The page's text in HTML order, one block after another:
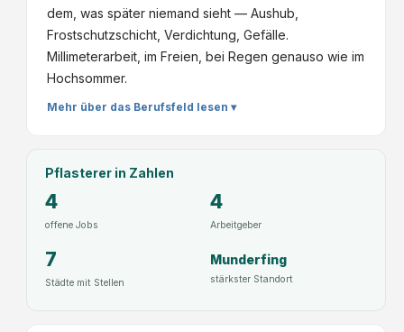
dem, was später niemand sieht — Aushub,
Frostschutzschicht, Verdichtung, Gefälle.
Millimeterarbeit, im Freien, bei Regen genauso wie im
Hochsommer.
Mehr über das Berufsfeld lesen ▾
Pflastererin Zahlen
4
offene Jobs
4
Arbeitgeber
7
Städte mit Stellen
Munderfing
stärkster Standort